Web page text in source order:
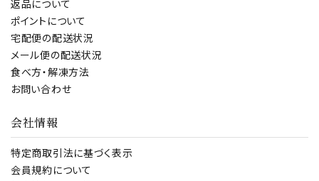
返品について
ポイントについて
宅配便の配送状況
メール便の配送状況
食べ方・解凍方法
お問い合わせ
会社情報
特定商取引法に基づく表示
会員規約について